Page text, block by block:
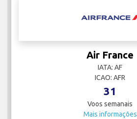
Air France
IATA: AF
ICAO: AFR
31
Voos semanais
Mais informações